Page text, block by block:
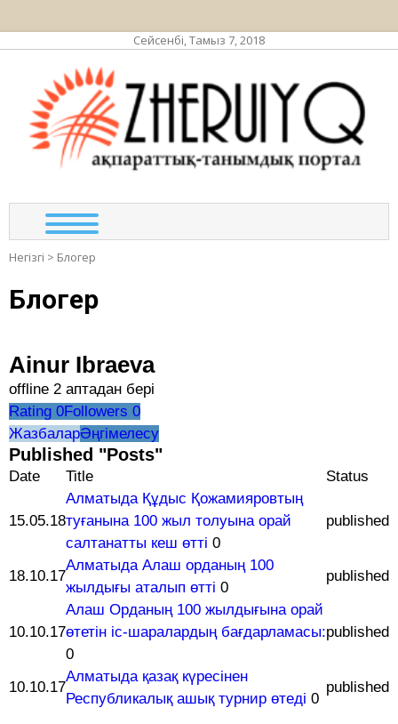
Сейсенбі, Тамыз 7, 2018
Негізгі > Блогер
Блогер
Ainur Ibraeva
offline 2 аптадан бері
Rating 0Followers 0
ЖазбаларӘңгімелесу
Published "Posts"
Date Title Status
15.05.18
Алматыда Құдыс Қожамияровтың
туғанына 100 жыл толуына орай
салтанатты кеш өтті 0
published
18.10.17
Алматыда Алаш орданың 100
жылдығы аталып өтті 0
published
10.10.17
Алаш Орданың 100 жылдығына орай
өтетін іс-шаралардың бағдарламасы:
0
published
10.10.17
Алматыда қазақ күресінен
Республикалық ашық турнир өтеді 0
published